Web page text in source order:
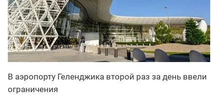
В аэропорту Геленджика второй раз за день ввели
ограничения